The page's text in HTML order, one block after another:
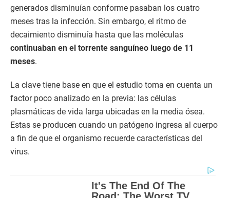
generados disminuían conforme pasaban los cuatro
meses tras la infección. Sin embargo, el ritmo de
decaimiento disminuía hasta que las moléculas
continuaban en el torrente sanguíneo luego de 11
meses.
La clave tiene base en que el estudio toma en cuenta un
factor poco analizado en la previa: las células
plasmáticas de vida larga ubicadas en la media ósea.
Estas se producen cuando un patógeno ingresa al cuerpo
a fin de que el organismo recuerde características del
virus.